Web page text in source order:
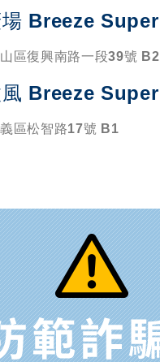
Breeze Super
區復興南路一段39號 B2
Breeze Super
區松智路17號 B1